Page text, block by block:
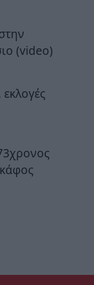
(video)